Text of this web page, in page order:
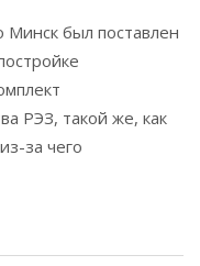
Минск был поставлен
РЭЗ, такой же, как
за чего